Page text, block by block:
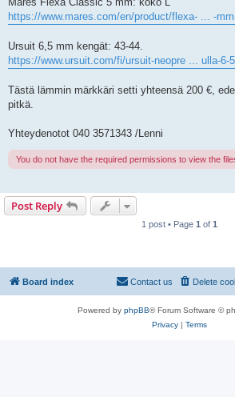
https://www.mares.com/en/product/flexa- ... -
Ursuit 6,5 mm kengät: 43-44.
https://www.ursuit.com/fi/ursuit-neopre ... ulla-6-
Tästä lämmin märkkäri setti yhteensä 200 €,
pitkä.
Yhteydenotot 040 3571343 /Lenni
You do not have the required permissions to view the
Post Reply
1 post • Page 1 of 1
Board index Delete
Contact us
Powered by phpBB® Forum Software ©
Privacy| Terms